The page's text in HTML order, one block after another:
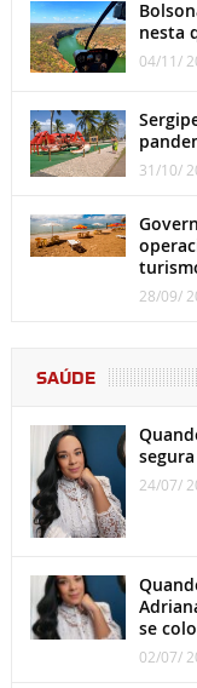
nesta
04/11/
31/10/
28/09/
SAÚDE
segura
24/07/
se
02/07/